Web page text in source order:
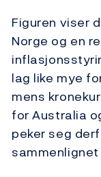
Figuren viser
Norge og en
lag like mye
mens
for Australia
peker seg